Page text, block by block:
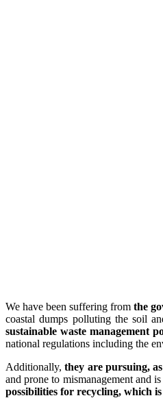
We have been suffering fromthe
coastal dumps polluting the soil
sustainable waste management
national regulations including the
Additionally,they are pursuing,
and prone to mismanagement and
possibilities for recycling, which